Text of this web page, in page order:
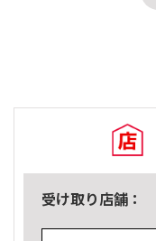
受け取り店舗：